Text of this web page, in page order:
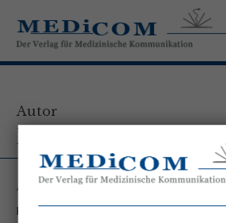
Autor
Dr. Michael
,
Kontakt unter: